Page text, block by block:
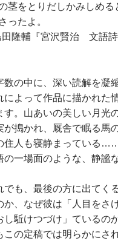
茎をとりだしかみしめる
ったよ。
田隆輔『宮沢賢治 文語
の中に、深い読解を凝
によって作品に描かれた
す。山あいの美しい月光
が搗かれ、厩舎で眠る馬
住人も寝静まっている……
一場面のような、静謐
も、最後の方に出てく
か、なぜ彼は「人目をさ
し駈けつづけ」ているの
この定稿では明らかにさ